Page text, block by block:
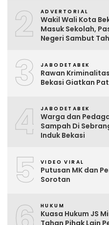
2 ADVERTORIAL
Wakil Wali Kota
Masuk Sekolah,
Negeri Sambut
3 JABODETABEK
Rawan
Bekasi Giatkan
4 JABODETABEK
Warga dan
Sampah Di
Induk Bekasi
5 VIDEO VIRAL
Putusan MK dan
Sorotan
HUKUM
Kuasa Hukum JS